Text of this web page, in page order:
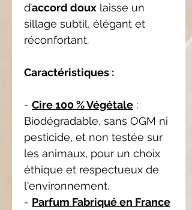
d’accord doux laisse un
sillage subtil, élégant et
réconfortant.
Caractéristiques :
- Cire 100 % Végétale :
Biodégradable, sans OGM ni
pesticide, et non testée sur
les animaux, pour un choix
éthique et respectueux de
l'environnement.
- Parfum Fabriqué en France